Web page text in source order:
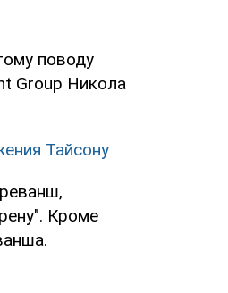
поводу
Group Никола
Тайсону
Кроме